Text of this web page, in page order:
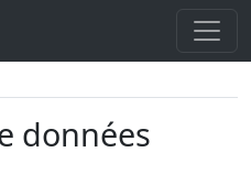
données